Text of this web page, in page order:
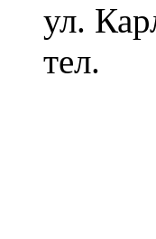
ул.
тел.